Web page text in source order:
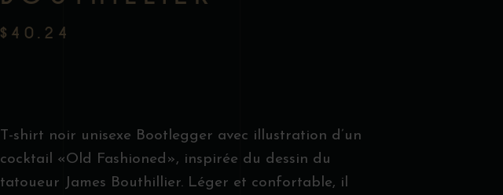
$ 40.24
T-shirt noir unisexe Bootlegger avec illustration d’un
cocktail «Old Fashioned», inspirée du dessin du
tatoueur James Bouthillier. Léger et confortable, il